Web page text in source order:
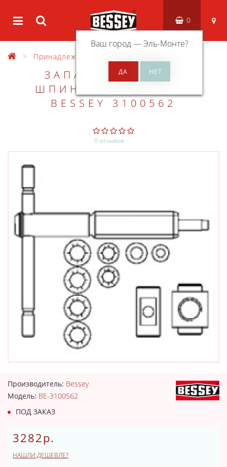
Ваш город —Эль-Монте?
0
Принадлежности
ЗАПАСНАЯ ЧАСТЬ.
ШПИНДЕЛЬ ДЛЯ GRA
BESSEY 3100562
0 отзывов
Производитель: Bessey
Модель: BE-3100562
ПОД ЗАКАЗ
3282р.
НАШЛИ ДЕШЕВЛЕ?